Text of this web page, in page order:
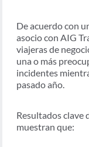
De acuerdo con
asocio con AIG
viajeras de
una o más
incidentes
pasado año.
Resultados clave
muestran que: